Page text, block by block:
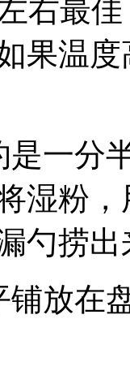
右最
果温
是一分
湿粉
勺捞出
铺放在